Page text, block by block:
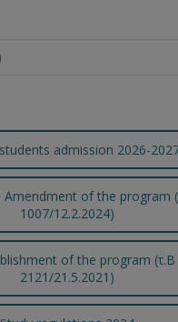
admission 2026-
Amendment of the program
1007/12.2.2024)
of the program (τ.Β
2121/21.5.2021)